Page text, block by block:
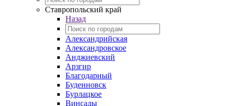
Ставропольский край
Назад
Александрийская
Александровское
Анджиевский
Арзгир
Благодарный
Буденновск
Бурлацкое
Винсады